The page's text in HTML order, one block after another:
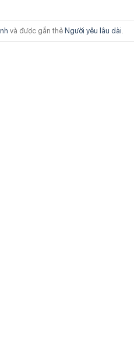
và được gắn thẻ Người yêu lâu dài